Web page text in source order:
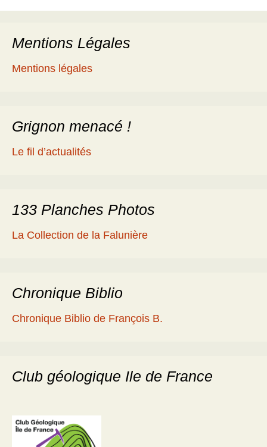
des
articles
Mentions Légales
Mentions légales
Grignon menacé !
Le fil d’actualités
133 Planches Photos
La Collection de la Falunière
Chronique Biblio
Chronique Biblio de François B.
Club géologique Ile de France